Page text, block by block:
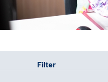
Gebärdensprache
Filter